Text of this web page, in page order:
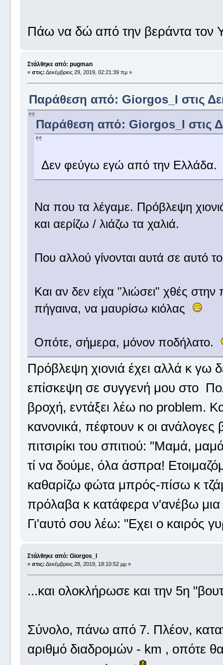
Πάω να δώ από την βεράντα τον
Στάλθηκε από: pugman
« στις: Δεκέμβριος 29, 2019, 02:21:39 πμ »
Παράθεση από: Giorgos_I στις
Παράθεση από: Giorgos_I στις
Δεν φεύγω εγώ από την Ελλάδα.
Να που τα λέγαμε. Πρόβλεψη
και αερίζω / λιάζω τα χαλιά.
Που αλλού γίνονται αυτά σε αυτό
Και αν δεν είχα "λιώσει" χθές
πήγαινα, να μαυρίσω κιόλας
Οπότε, σήμερα, μόνον ποδήλατο.
Πρόβλεψη χιονιά έχει αλλά κ γω
επίσκεψη σε συγγενή μου στο
βροχή, εντάξει λέω no problem.
κανονικά, πέφτουν κ οι
πιτσιρίκι του σπιτιού: "Μαμά,
τί να δούμε, όλα άσπρα!
καθαρίζω φώτα μπρός-πίσω κ
πρόλαβα κ κατάφερα ν'ανέβω
Γι'αυτό σου λέω: "Εχει ο καιρός
Στάλθηκε από: Giorgos_I
« στις: Δεκέμβριος 28, 2019, 18:10:52 μμ »
...και ολοκλήρωσε και την 5η
Σύνολο, πάνω από 7. Πλέον,
αριθμό διαδρομών - km , οπότε